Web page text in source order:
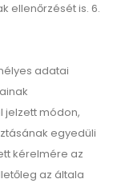
ellenőrzését is. 6.
adatai
jelzett módon,
egyedüli
kérelmére az
az általa